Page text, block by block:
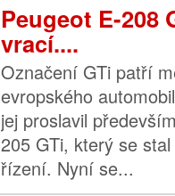
Peugeot E-208
vrací....
Označení GTi patří
evropského
jej proslavil
205 GTi, který se
řízení. Nyní se...